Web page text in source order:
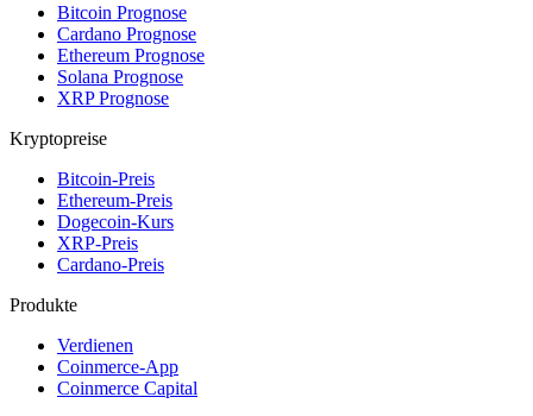
Bitcoin Prognose
Cardano Prognose
Ethereum Prognose
Solana Prognose
XRP Prognose
Kryptopreise
Bitcoin-Preis
Ethereum-Preis
Dogecoin-Kurs
XRP-Preis
Cardano-Preis
Produkte
Verdienen
Coinmerce-App
Coinmerce Capital